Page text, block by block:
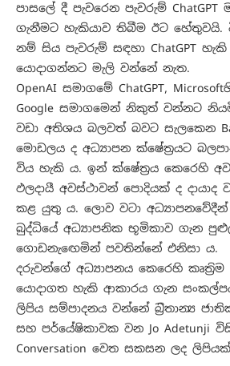
පාසලේ දී පැවරෙන පැවරුම්
ගැනීමට හැකියාව තිබීම ඊට හේතුවයි.
නම් සිය පැවරුම් සඳහා ChatGPT
යොදාගන්නට මැලි වන්නේ නැත.
OpenAI සමාගමේ ChatGPT,
Google සමාගමෙන් නිකුත් වන්නට
වඩා අතිශය බලවත් බවට සැලකෙන
මොඩලය ද අධ්‍යාපන ක්ෂේත්‍රයට
විය හැකි ය. ඉන් ක්ෂේත්‍රය කෙරෙහි
ඵලදායී අවස්ථාවන් පොදියක් ද
කළ යුතු ය. ලොව වටා අධ්‍යාපනවේදීන්
බුද්ධියේ අධ්‍යාපනික භූමිකාව ගැන
‍ගොඩනැ‍ඟෙමින් පවතින්නේ එනිසා ය.
දරුවන්ගේ අධ්‍යාපනය කෙරෙහි කෘත්‍රිම
යොදාගත හැකි ආකාරය ගැන
ලිපිය සම්පාදනය වන්නේ බ්‍රිතාන්‍ය
සහ පර්යේෂිකාවක වන Jo Adetunji
Conversation වෙත සකසන ලද